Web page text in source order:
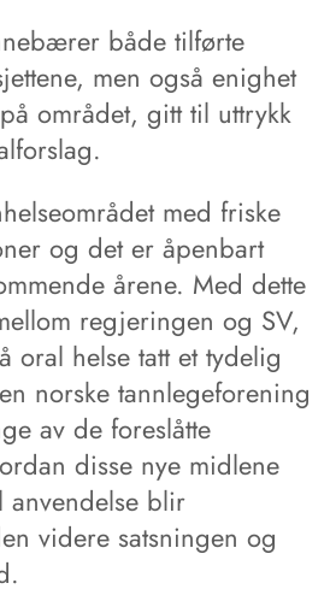
både tilførte
men også enighet
området, gitt til uttrykk
med friske
og det er åpenbart
årene. Med dette
regjeringen og SV,
oral helse tatt et tydelig
norske tannlegeforening
av de foreslåtte
disse nye midlene
anvendelse blir
videre satsningen og